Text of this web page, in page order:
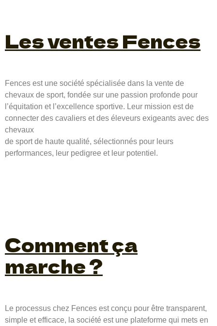
Les ventes Fences
Fences est une société spécialisée dans la vente de
chevaux de sport, fondée sur une passion profonde pour
l’équitation et l’excellence sportive. Leur mission est de
connecter des cavaliers et des éleveurs exigeants avec des
chevaux
de sport de haute qualité, sélectionnés pour leurs
performances, leur pedigree et leur potentiel.
Comment ça
marche ?
Le processus chez Fences est conçu pour être transparent,
simple et efficace, la société est une plateforme qui mets en